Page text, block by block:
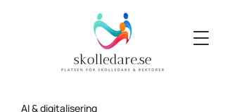
AI & digitalisering